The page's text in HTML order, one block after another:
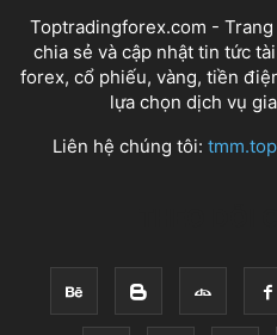
Toptradingforex.com -
chia sẻ và cập nhật tin tức
forex, cổ phiếu, vàng, tiền
lựa chọn dịch vụ
Liên hệ chúng tôi: